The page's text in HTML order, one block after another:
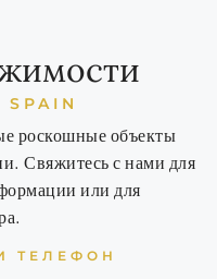
роскошные объекты
Свяжитесь с нами для
или для
ТЕЛЕФОН